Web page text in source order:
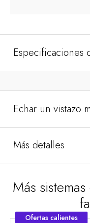
Especificaciones
Echar un vistazo
Más detalles
Más
Ofertas calientes